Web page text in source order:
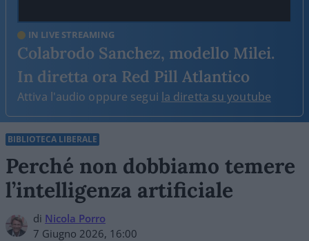
IN LIVE STREAMING
Colabrodo Sanchez, modello Milei.
In diretta ora Red Pill Atlantico
Attiva l'audio oppure segui la diretta su youtube
BIBLIOTECA LIBERALE
Perché non dobbiamo temere
l’intelligenza artificiale
di Nicola Porro
7 Giugno 2026, 16:00